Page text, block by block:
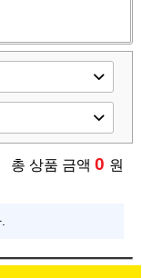
총 상품 금액 0 원